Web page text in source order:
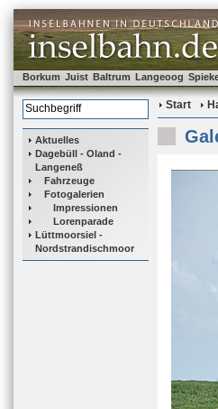
Borkum Juist Baltrum Langeoog
Aktuelles
Dagebüll - Oland -
Langeneß
Fahrzeuge
Fotogalerien
Impressionen
Lorenparade
Lüttmoorsiel -
Nordstrandischmoor
Start